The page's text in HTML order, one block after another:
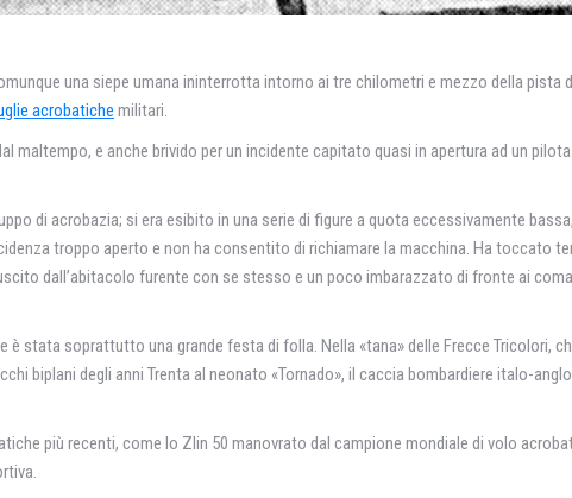
una siepe umana ininterrotta intorno ai tre chilometri e mezzo della pista
acrobatiche militari.
e anche brivido per un incidente capitato quasi in apertura ad un
di acrobazia; si era esibito in una serie di figure a quota eccessivamente
troppo aperto e non ha consentito di richiamare la macchina. Ha toccato
dall’abitacolo furente con se stesso e un poco imbarazzato di fronte ai
stata soprattutto una grande festa di folla. Nella «tana» delle Frecce Tricolori,
biplani degli anni Trenta al neonato «Tornado», il caccia bombardiere italo-
più recenti, come lo Zlin 50 manovrato dal campione mondiale di volo